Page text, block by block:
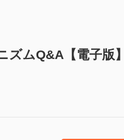
ムQ&A【電子版】